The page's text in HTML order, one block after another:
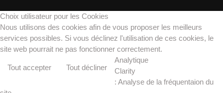
Choix utilisateur pour les Cookies
Nous utilisons des cookies afin de vous proposer les meilleurs
services possibles. Si vous déclinez l'utilisation de ces cookies, le
site web pourrait ne pas fonctionner correctement.
Tout accepter Tout décliner
Analytique
Clarity
: Analyse de la fréquentaion du